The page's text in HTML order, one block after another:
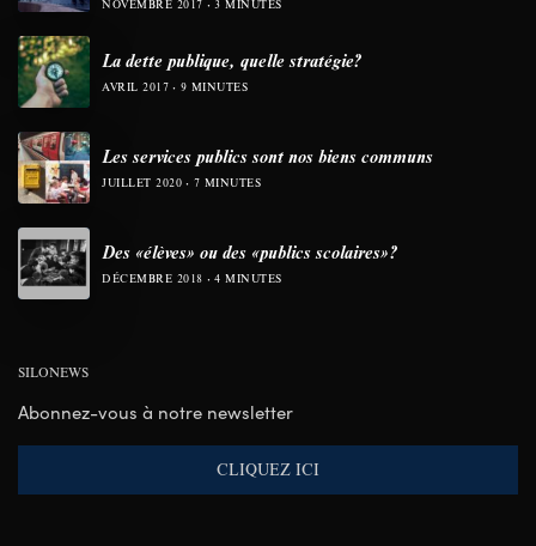
NOVEMBRE 2017 3 MINUTES
La dette publique, quelle stratégie?
AVRIL 2017 9 MINUTES
Les services publics sont nos biens communs
JUILLET 2020 7 MINUTES
Des «élèves» ou des «publics scolaires»?
DÉCEMBRE 2018 4 MINUTES
SILONEWS
Abonnez-vous à notre newsletter
CLIQUEZ ICI